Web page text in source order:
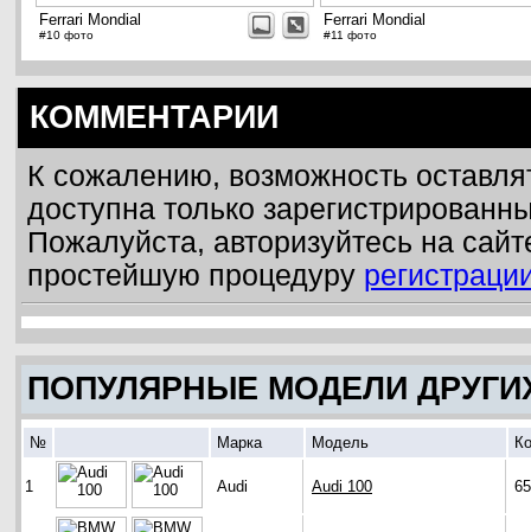
Ferrari Mondial
#10 фото
Ferrari Mondial
#11 фото
КОММЕНТАРИИ
К сожалению, возможность
доступна только
Пожалуйста, авторизуйтесь на
простейшую процедуру
ПОПУЛЯРНЫЕ МОДЕЛИ
№ Марка Модель
1 Audi Audi 100